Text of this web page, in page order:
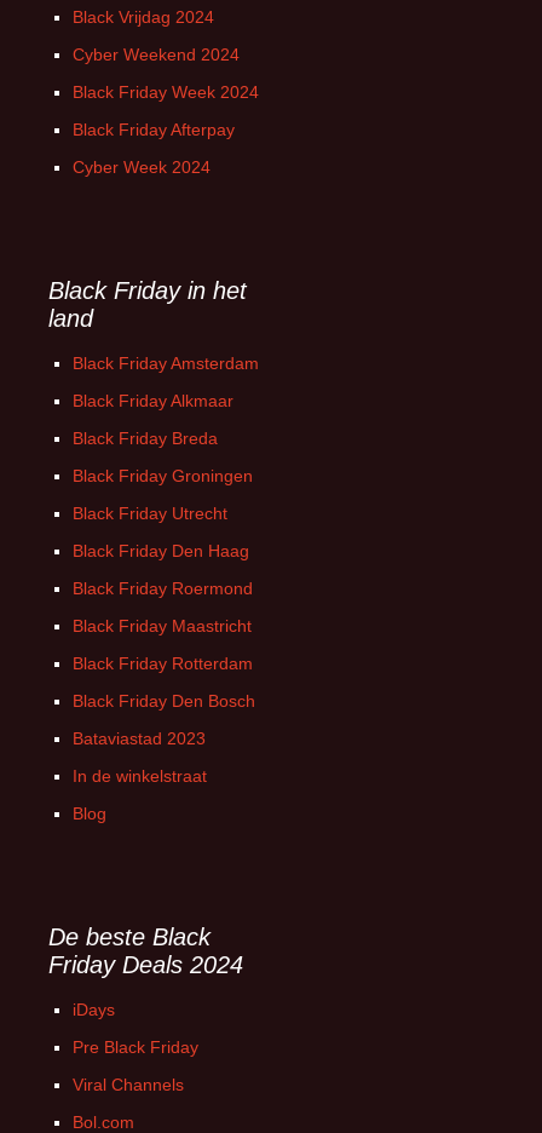
Black Vrijdag 2024
Cyber Weekend 2024
Black Friday Week 2024
Black Friday Afterpay
Cyber Week 2024
Black Friday in het
land
Black Friday Amsterdam
Black Friday Alkmaar
Black Friday Breda
Black Friday Groningen
Black Friday Utrecht
Black Friday Den Haag
Black Friday Roermond
Black Friday Maastricht
Black Friday Rotterdam
Black Friday Den Bosch
Bataviastad 2023
In de winkelstraat
Blog
De beste Black
Friday Deals 2024
iDays
Pre Black Friday
Viral Channels
Bol.com